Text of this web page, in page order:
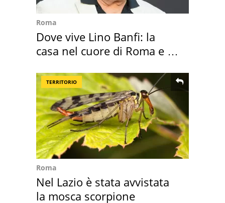
Roma
Dove vive Lino Banfi: la
casa nel cuore di Roma e i
TERRITORIO
Roma
Nel Lazio è stata avvistata
la mosca scorpione